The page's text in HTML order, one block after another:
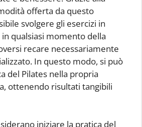
offerta da questo
svolgere gli esercizi in
qualsiasi momento della
recare necessariamente
In questo modo, si può
del Pilates nella propria
ottenendo risultati tangibili
iniziare la pratica del